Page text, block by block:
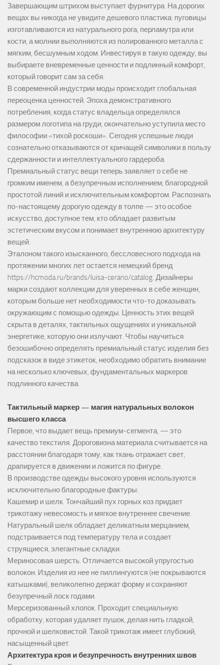
Завершающим штрихом выступает фурнитура. На дорогих
вещах вы никогда не увидите дешевого пластика: пуговицы
изготавливаются из натурального рога, перламутра или
кости, а молнии выполняются из полированного металла с
мягким, бесшумным ходом. Инвестируя в такую одежду, вы
выбираете вневременные ценности и подлинный комфорт,
который говорит сам за себя.
В современной индустрии моды происходит глобальная
переоценка ценностей. Эпоха демонстративного
потребления, когда статус владельца определялся
размером логотипа на груди, окончательно уступила место
философии «тихой роскоши». Сегодня успешные люди
сознательно отказываются от кричащей символики в пользу
сдержанности и интеллектуального гардероба.
Премиальный статус вещи теперь заявляет о себе не
громким именем, а безупречным исполнением, благородной
простотой линий и исключительным комфортом. Распознать
по-настоящему дорогую одежду в толпе — это особое
искусство, доступное тем, кто обладает развитым
эстетическим вкусом и понимает внутреннюю архитектуру
вещей.
Эталоном такого изысканного, бессловесного подхода на
протяжении многих лет остается немецкий бренд
https://hcmoda.ru/brands/luisa-cerano/catalog. Дизайнеры
марки создают коллекции для уверенных в себе женщин,
которым больше нет необходимости что-то доказывать
окружающим с помощью одежды. Ценность этих вещей
скрыта в деталях, тактильных ощущениях и уникальной
энергетике, которую они излучают. Чтобы научиться
безошибочно определять премиальный статус изделия без
подсказок в виде этикеток, необходимо обратить внимание
на несколько ключевых, фундаментальных маркеров
подлинного качества.
Тактильный маркер — магия натуральных волокон
высшего класса
Первое, что выдает вещь премиум-сегмента, — это
качество текстиля. Дороговизна материала считывается на
расстоянии благодаря тому, как ткань отражает свет,
драпируется в движении и ложится по фигуре.
В производстве одежды высокого уровня используются
исключительно благородные фактуры:
Кашемир и шелк. Тончайший пух горных коз придает
трикотажу невесомость и мягкое внутреннее свечение.
Натуральный шелк обладает деликатным мерцанием,
подстраивается под температуру тела и создает
струящиеся, элегантные складки.
Мериносовая шерсть. Отличается высокой упругостью
волокон. Изделия из нее не пиллингуются (не покрываются
катышками), великолепно держат форму и сохраняют
безупречный лоск годами.
Мерсеризованный хлопок. Проходит специальную
обработку, которая удаляет пушок, делая нить гладкой,
прочной и шелковистой. Такой трикотаж имеет глубокий,
насыщенный цвет.
Архитектура кроя и безупречность внутренних швов